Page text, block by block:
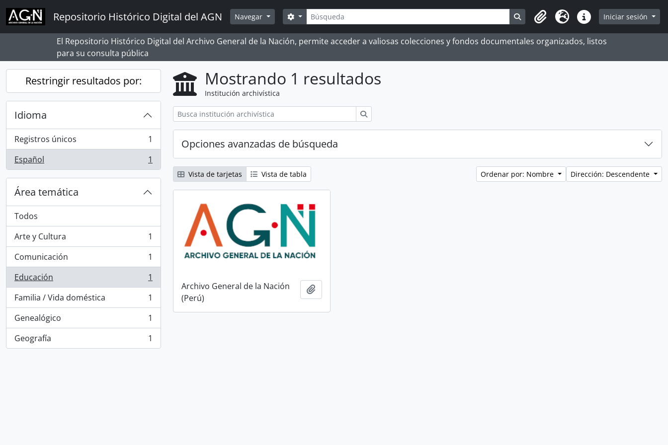
Skip to main content
Repositorio Histórico Digital del AGN Navegar Búsqueda
Search options Search in browse page
Portapapeles
Idioma Enlaces rápidos
Iniciar sesión
El Repositorio Histórico Digital del Archivo General de la Nación, permite acceder a valiosas colecciones y fondos documentales organizados, listos
para su consulta pública
Restringir resultados por:
Idioma
Registros únicos
, 1 resultados
1
Español
, 1 resultados 1
Área temática
Todos
Arte y Cultura
, 1 resultados
1
Comunicación
, 1 resultados
1
Educación
, 1 resultados
1
Familia / Vida doméstica
, 1 resultados
1
Genealógico
, 1 resultados
1
Geografía
, 1 resultados 1
Mostrando 1 resultados
Institución archivística
Opciones avanzadas de búsqueda
Vista de tarjetas Vista de tabla Ordenar por: Nombre Dirección: Descendente
Archivo General de la Nación
(Perú)